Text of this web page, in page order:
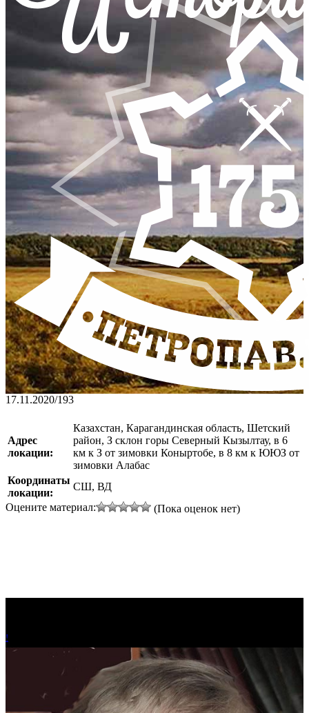
17.11.2020/193
Адрес
локации:
Казахстан, Карагандинская область, Шетский
район, З склон горы Северный Кызылтау, в 6
км к З от зимовки Коныртобе, в 8 км к ЮЮЗ от
зимовки Алабас
Координаты
локации:
СШ, ВД
Оцените материал:
(Пока оценок нет)
!